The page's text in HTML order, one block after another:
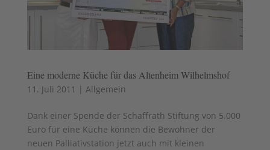
Eine moderne Küche für das Altenheim Wilhelmshof
11. Juli 2011 | Allgemein
Dank einer Spende der Schaffrath Stiftung von 5.000
Euro für eine Küche können die Bewohner der
neuen Palliativstation jetzt auch mit kleinen